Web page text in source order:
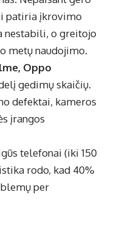
patiria įkrovimo
nestabili, o greitojo
metų naudojimo.
Oppo
gedimų skaičių.
defektai, kameros
įrangos
telefonai (iki 150
rodo, kad 40%
per